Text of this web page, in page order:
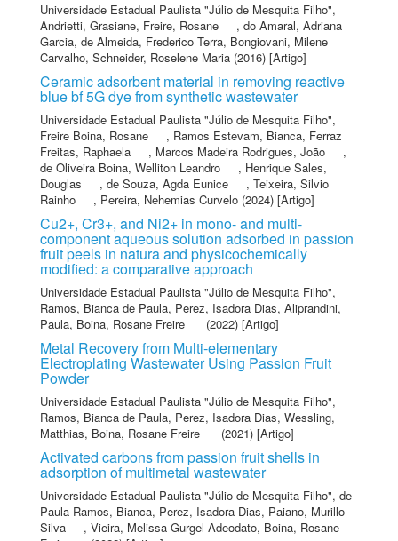
Universidade Estadual Paulista "Júlio de Mesquita Filho",
Andrietti, Grasiane, Freire, Rosane , do Amaral, Adriana
Garcia, de Almeida, Frederico Terra, Bongiovani, Milene
Carvalho, Schneider, Roselene Maria (2016) [Artigo]
Ceramic adsorbent material in removing reactive
blue bf 5G dye from synthetic wastewater
Universidade Estadual Paulista "Júlio de Mesquita Filho",
Freire Boina, Rosane
, Ramos Estevam, Bianca, Ferraz
Freitas, Raphaela
, Marcos Madeira Rodrigues, João
,
de Oliveira Boina, Welliton Leandro
, Henrique Sales,
Douglas
, de Souza, Agda Eunice , Teixeira, Silvio
Rainho
, Pereira, Nehemias Curvelo (2024) [Artigo]
Cu2+, Cr3+, and Ni2+ in mono- and multi-
component aqueous solution adsorbed in passion
fruit peels in natura and physicochemically
modified: a comparative approach
Universidade Estadual Paulista "Júlio de Mesquita Filho",
Ramos, Bianca de Paula, Perez, Isadora Dias, Aliprandini,
Paula, Boina, Rosane Freire (2022) [Artigo]
Metal Recovery from Multi-elementary
Electroplating Wastewater Using Passion Fruit
Powder
Universidade Estadual Paulista "Júlio de Mesquita Filho",
Ramos, Bianca de Paula, Perez, Isadora Dias, Wessling,
Matthias, Boina, Rosane Freire (2021) [Artigo]
Activated carbons from passion fruit shells in
adsorption of multimetal wastewater
Universidade Estadual Paulista "Júlio de Mesquita Filho", de
Paula Ramos, Bianca, Perez, Isadora Dias, Paiano, Murillo
Silva
, Vieira, Melissa Gurgel Adeodato, Boina, Rosane